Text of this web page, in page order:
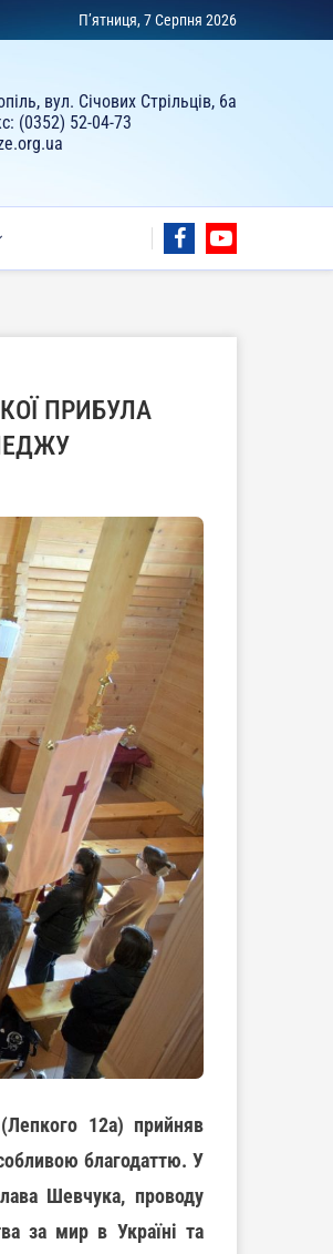
П’ятниця, 7 Серпня 2026
вул. Січових Стрільців, 6а
(0352) 52-04-73
ПРИБУЛА
12а) прийняв
благодаттю. У
Шевчука, проводу
за мир в Україні та